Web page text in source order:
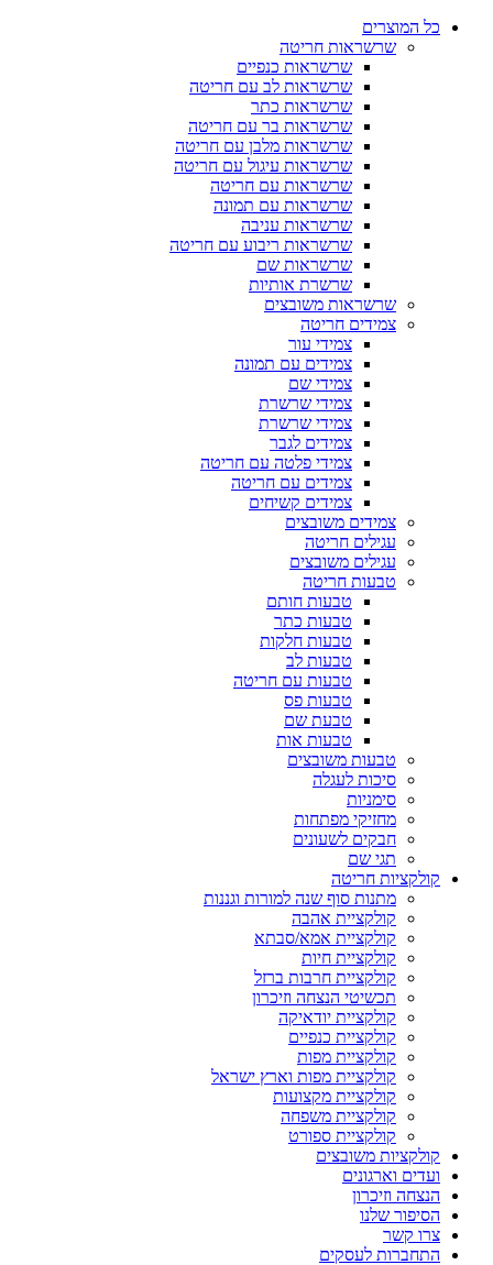
כל המוצרים
שרשראות חריטה
שרשראות כנפיים
שרשראות לב עם חריטה
שרשראות כתר
שרשראות בר עם חריטה
שרשראות מלבן עם חריטה
שרשראות עיגול עם חריטה
שרשראות עם חריטה
שרשראות עם תמונה
שרשראות עניבה
שרשראות ריבוע עם חריטה
שרשראות שם
שרשרת אותיות
שרשראות משובצים
צמידים חריטה
צמידי עור
צמידים עם תמונה
צמידי שם
צמידי שרשרת
צמידי שרשרת
צמידים לגבר
צמידי פלטה עם חריטה
צמידים עם חריטה
צמידים קשיחים
צמידים משובצים
עגילים חריטה
עגילים משובצים
טבעות חריטה
טבעות חותם
טבעות כתר
טבעות חלקות
טבעות לב
טבעות עם חריטה
טבעות פס
טבעת שם
טבעות אות
טבעות משובצים
סיכות לעגלה
סימניות
מחזיקי מפתחות
חבקים לשעונים
תגי שם
קולקציות חריטה
מתנות סוף שנה למורות וגננות
קולקציית אהבה
קולקציית אמא/סבתא
קולקציית חיות
קולקציית חרבות ברזל
תכשיטי הנצחה וזיכרון
קולקציית יודאיקה
קולקציית כנפיים
קולקציית מפות
קולקציית מפות וארץ ישראל
קולקציית מקצועות
קולקציית משפחה
קולקציית ספורט
קולקציות משובצים
ועדים וארגונים
הנצחה וזיכרון
הסיפור שלנו
צרו קשר
התחברות לעסקים